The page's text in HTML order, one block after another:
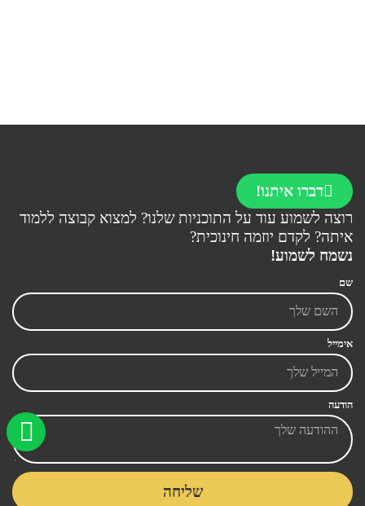
דברו איתנו!
רוצה לשמוע עוד על התוכניות שלנו? למצוא קבוצה ללמוד
איתה? לקדם יוזמה חינוכית?
נשמח לשמוע!
שם
אימייל
הודעה
שליחה